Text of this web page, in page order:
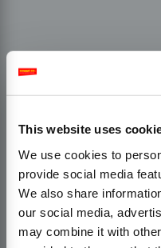
This website uses
We use cookies to
provide social media
We also share
our social media,
may combine it with